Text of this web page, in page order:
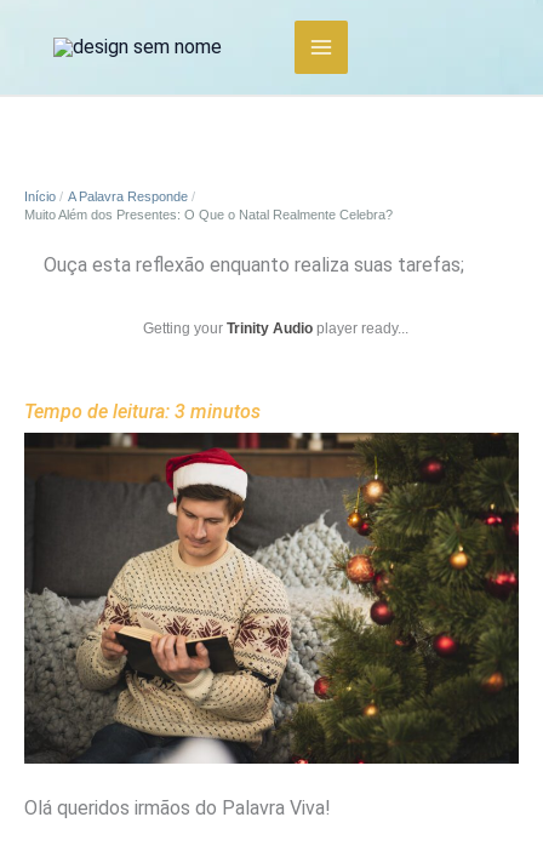
Início
A Palavra Responde
Muito Além dos Presentes: O Que o Natal Realmente Celebra?
Ouça esta reflexão enquanto realiza suas tarefas;
Getting your Trinity Audio player ready...
Tempo de leitura: 3 minutos
Olá queridos irmãos do Palavra Viva!